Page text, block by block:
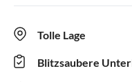
Tolle Lage
Blitzsaubere